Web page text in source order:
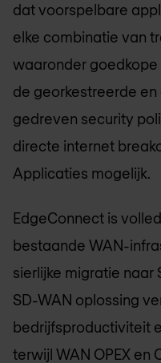
dat voorspelbare
elke combinatie van
waaronder
de georkestreerde
gedreven security
directe internet
Applicaties mogelijk.
EdgeConnect is
bestaande WAN-
sierlijke migratie naar
SD-WAN oplossing
bedrijfsproductiviteit
terwijl WAN OPEX en